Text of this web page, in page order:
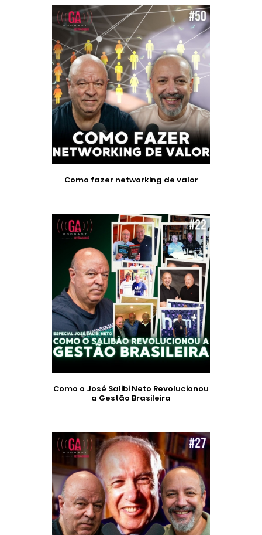
Como fazer networking de valor
Como o José Salibi Neto Revolucionou
a Gestão Brasileira